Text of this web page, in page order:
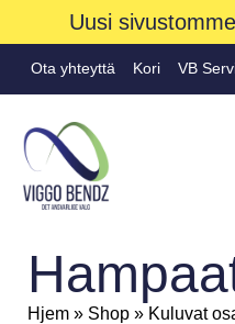
Uusi
Ota yhteyttä Kori VB
Hjem » Shop » Kuluvat